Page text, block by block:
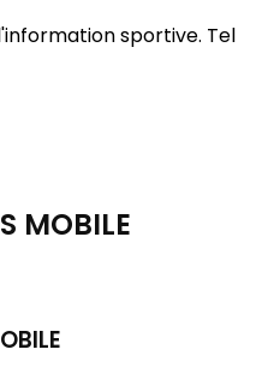
sportive. Tel
MOBILE